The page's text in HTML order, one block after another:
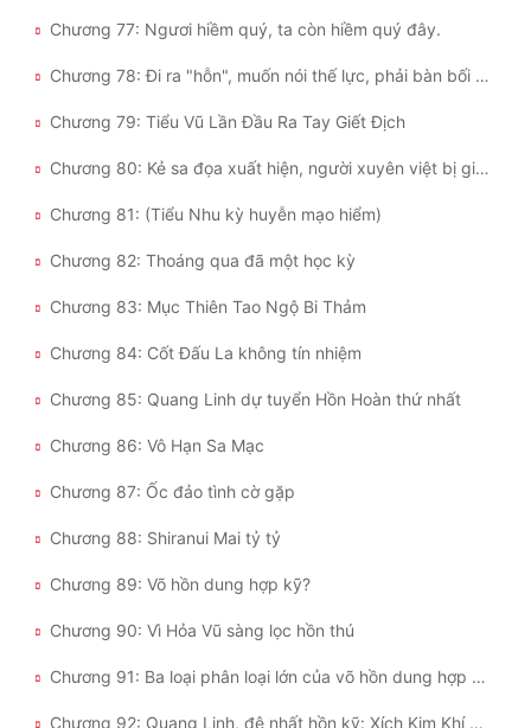
Chương 77: Ngươi hiềm quý, ta còn hiềm quý đây.
Chương 78: Đi ra "hỗn", muốn nói thế lực, phải bàn bối cảnh.
Chương 79: Tiểu Vũ Lần Đầu Ra Tay Giết Địch
Chương 80: Kẻ sa đọa xuất hiện, người xuyên việt bị giết
Chương 81: (Tiểu Nhu kỳ huyễn mạo hiểm)
Chương 82: Thoáng qua đã một học kỳ
Chương 83: Mục Thiên Tao Ngộ Bi Thảm
Chương 84: Cốt Đấu La không tín nhiệm
Chương 85: Quang Linh dự tuyển Hồn Hoàn thứ nhất
Chương 86: Vô Hạn Sa Mạc
Chương 87: Ốc đảo tình cờ gặp
Chương 88: Shiranui Mai tỷ tỷ
Chương 89: Võ hồn dung hợp kỹ?
Chương 90: Vì Hỏa Vũ sàng lọc hồn thú
Chương 91: Ba loại phân loại lớn của võ hồn dung hợp kỹ
Chương 92: Quang Linh, đệ nhất hồn kỹ: Xích Kim Khí Tức